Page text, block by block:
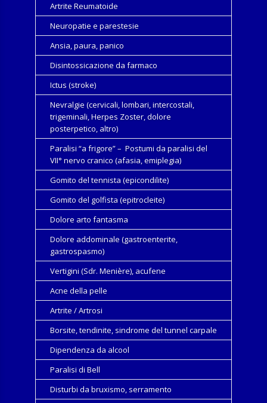
Artrite Reumatoide
Neuropatie e parestesie
Ansia, paura, panico
Disintossicazione da farmaco
Ictus (stroke)
Nevralgie (cervicali, lombari, intercostali,
trigeminali, Herpes Zoster, dolore
posterpetico, altro)
Paralisi “a frigore” – Postumi da paralisi del
VII° nervo cranico (afasia, emiplegia)
Gomito del tennista (epicondilite)
Gomito del golfista (epitrocleite)
Dolore arto fantasma
Dolore addominale (gastroenterite,
gastrospasmo)
Vertigini (Sdr. Menière), acufene
Acne della pelle
Artrite / Artrosi
Borsite, tendinite, sindrome del tunnel carpale
Dipendenza da alcool
Paralisi di Bell
Disturbi da bruxismo, serramento